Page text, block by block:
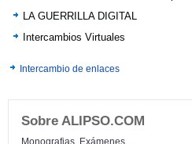
LA GUERRILLA DIGITAL
Intercambios Virtuales
Intercambio de enlaces
Sobre ALIPSO.COM
Monografias, Exámenes,